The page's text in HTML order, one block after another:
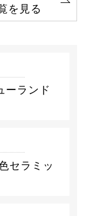
を見る
ランド
セラミッ